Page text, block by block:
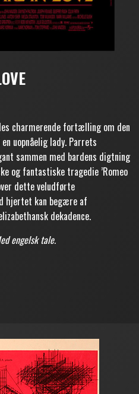
charmerende fortælling om den
uopnåelig lady. Parrets
sammen med bardens digtning
og fantastiske tragedie ’Romeo
dette veludførte
hjertet kan begære af
dekadence.
engelsk tale.